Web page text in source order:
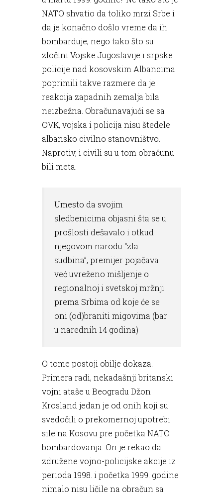
NATO shvatio da toliko mrzi Srbe i
da je konačno došlo vreme da ih
bombarduje, nego tako što su
zločini Vojske Jugoslavije i srpske
policije nad kosovskim Albancima
poprimili takve razmere da je
reakcija zapadnih zemalja bila
neizbežna. Obračunavajući se sa
OVK, vojska i policija nisu štedele
albansko civilno stanovništvo.
Naprotiv, i civili su u tom obračunu
bili meta.
Umesto da svojim
sledbenicima objasni šta se u
prošlosti dešavalo i otkud
njegovom narodu “zla
sudbina”, premijer pojačava
već uvreženo mišljenje o
regionalnoj i svetskoj mržnji
prema Srbima od koje će se
oni (od)braniti migovima (bar
u narednih 14 godina)
O tome postoji obilje dokaza.
Primera radi, nekadašnji britanski
vojni ataše u Beogradu Džon
Krosland jedan je od onih koji su
svedočili o prekomernoj upotrebi
sile na Kosovu pre početka NATO
bombardovanja. On je rekao da
združene vojno-policijske akcije iz
perioda 1998. i početka 1999. godine
nimalo nisu ličile na obračun sa